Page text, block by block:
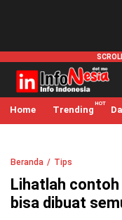
infonesia.me
Info Indonesia
Home Trending
Beranda Tips
Lihatlah contoh
bisa dibuat